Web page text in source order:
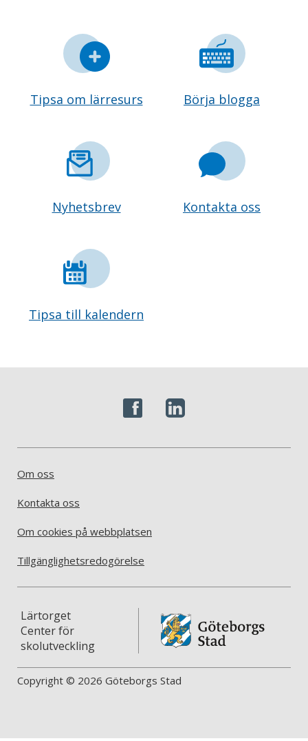
Tipsa om lärresurs Börja blogga
Nyhetsbrev Kontakta oss
Tipsa till kalendern
Om oss
Kontakta oss
Om cookies på webbplatsen
Tillgänglighetsredogörelse
Lärtorget
Center för
skolutveckling
Copyright © 2026 Göteborgs Stad